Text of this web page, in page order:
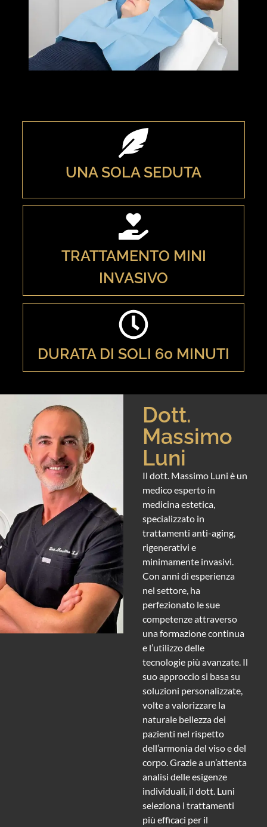
UNA SOLA SEDUTA
TRATTAMENTO MINI
INVASIVO
DURATA DI SOLI 60 MINUTI
Dott.
Massimo
Luni
Il dott. Massimo Luni è un
medico esperto in
medicina estetica,
specializzato in
trattamenti anti-aging,
rigenerativi e
minimamente invasivi.
Con anni di esperienza
nel settore, ha
perfezionato le sue
competenze attraverso
una formazione continua
e l’utilizzo delle
tecnologie più avanzate. Il
suo approccio si basa su
soluzioni personalizzate,
volte a valorizzare la
naturale bellezza dei
pazienti nel rispetto
dell’armonia del viso e del
corpo. Grazie a un’attenta
analisi delle esigenze
individuali, il dott. Luni
seleziona i trattamenti
più efficaci per il